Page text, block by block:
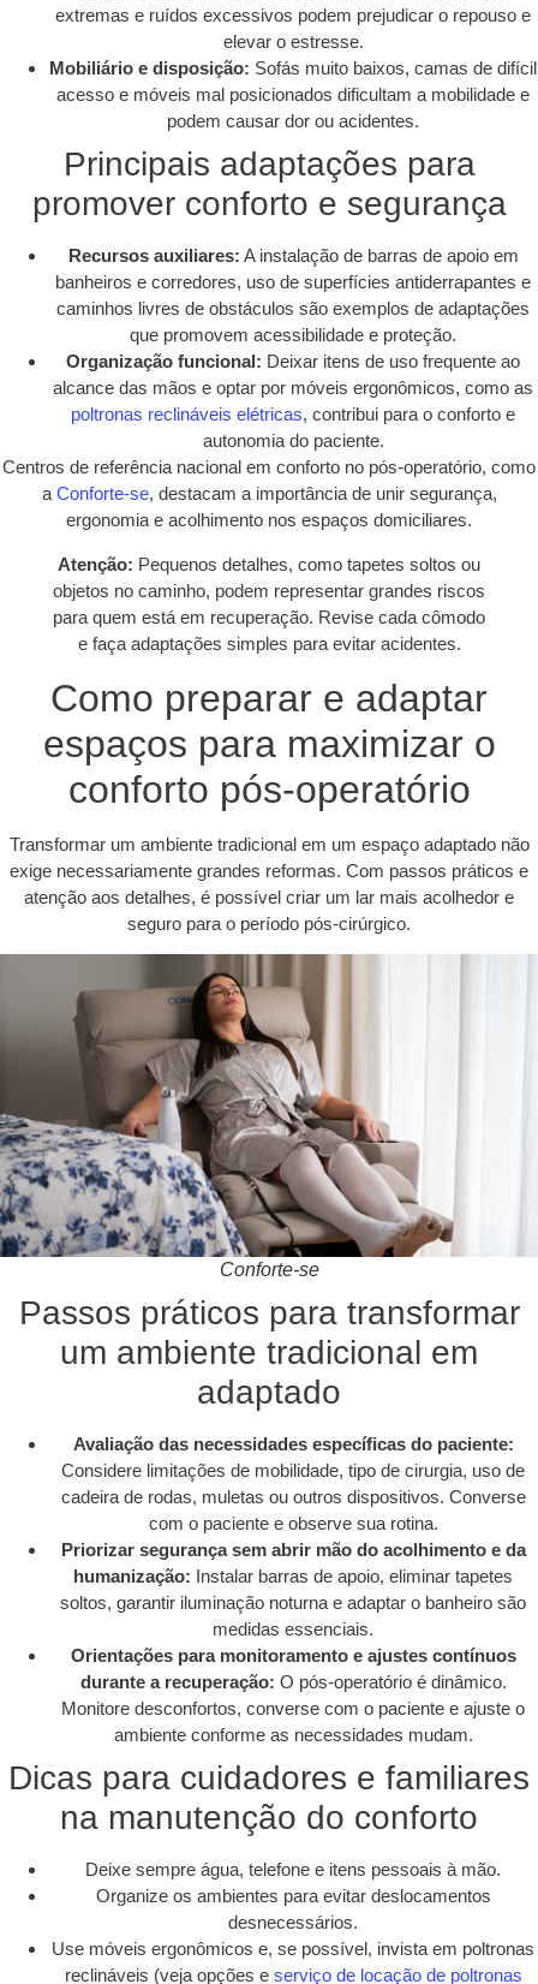
extremas e ruídos excessivos podem prejudicar o repouso e
elevar o estresse.
Mobiliário e disposição: Sofás muito baixos, camas de difícil
acesso e móveis mal posicionados dificultam a mobilidade e
podem causar dor ou acidentes.
Principais adaptações para
promover conforto e segurança
Recursos auxiliares: A instalação de barras de apoio em
banheiros e corredores, uso de superfícies antiderrapantes e
caminhos livres de obstáculos são exemplos de adaptações
que promovem acessibilidade e proteção.
Organização funcional: Deixar itens de uso frequente ao
alcance das mãos e optar por móveis ergonômicos, como as
poltronas reclináveis elétricas, contribui para o conforto e
autonomia do paciente.
Centros de referência nacional em conforto no pós-operatório, como
a Conforte-se, destacam a importância de unir segurança,
ergonomia e acolhimento nos espaços domiciliares.
Atenção: Pequenos detalhes, como tapetes soltos ou
objetos no caminho, podem representar grandes riscos
para quem está em recuperação. Revise cada cômodo
e faça adaptações simples para evitar acidentes.
Como preparar e adaptar
espaços para maximizar o
conforto pós-operatório
Transformar um ambiente tradicional em um espaço adaptado não
exige necessariamente grandes reformas. Com passos práticos e
atenção aos detalhes, é possível criar um lar mais acolhedor e
seguro para o período pós-cirúrgico.
Conforte-se
Passos práticos para transformar
um ambiente tradicional em
adaptado
Avaliação das necessidades específicas do paciente:
Considere limitações de mobilidade, tipo de cirurgia, uso de
cadeira de rodas, muletas ou outros dispositivos. Converse
com o paciente e observe sua rotina.
Priorizar segurança sem abrir mão do acolhimento e da
humanização: Instalar barras de apoio, eliminar tapetes
soltos, garantir iluminação noturna e adaptar o banheiro são
medidas essenciais.
Orientações para monitoramento e ajustes contínuos
durante a recuperação: O pós-operatório é dinâmico.
Monitore desconfortos, converse com o paciente e ajuste o
ambiente conforme as necessidades mudam.
Dicas para cuidadores e familiares
na manutenção do conforto
Deixe sempre água, telefone e itens pessoais à mão.
Organize os ambientes para evitar deslocamentos
desnecessários.
Use móveis ergonômicos e, se possível, invista em poltronas
reclináveis (veja opções e serviço de locação de poltronas